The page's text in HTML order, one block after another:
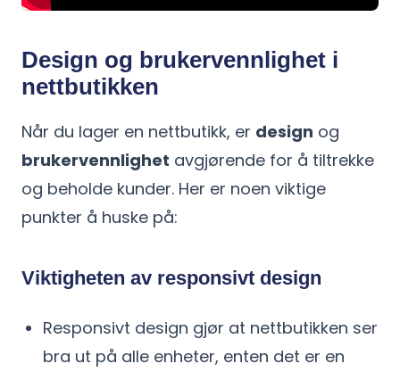
Design og brukervennlighet i
nettbutikken
Når du lager en nettbutikk, er design og
brukervennlighet avgjørende for å tiltrekke
og beholde kunder. Her er noen viktige
punkter å huske på:
Viktigheten av responsivt design
Responsivt design gjør at nettbutikken ser
bra ut på alle enheter, enten det er en